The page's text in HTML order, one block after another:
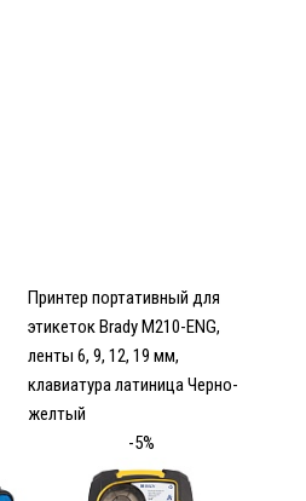
Принтер портативный для
этикеток Brady M210-ENG,
ленты 6, 9, 12, 19 мм,
клавиатура латиница Черно-
желтый
-5%